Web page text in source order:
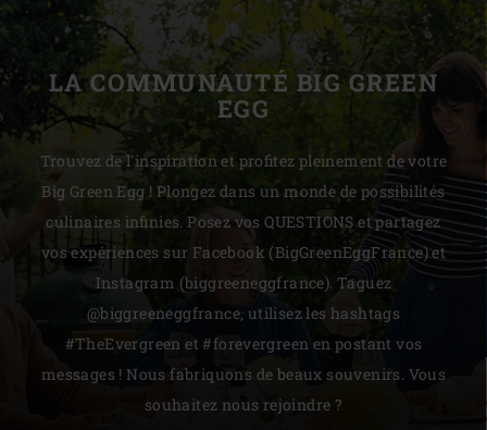
LA COMMUNAUTÉ BIG GREEN
EGG
Trouvez de l'inspiration et profitez pleinement de votre
Big Green Egg ! Plongez dans un monde de possibilités
culinaires infinies. Posez vos QUESTIONS et partagez
vos expériences sur Facebook (BigGreenEggFrance) et
Instagram (biggreeneggfrance). Taguez
@biggreeneggfrance, utilisez les hashtags
#TheEvergreen et #forevergreen en postant vos
messages ! Nous fabriquons de beaux souvenirs. Vous
souhaitez nous rejoindre ?